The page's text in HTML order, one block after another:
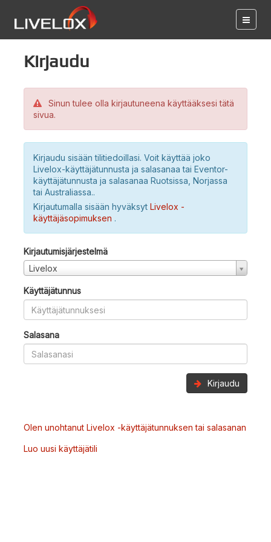
Kirjaudu
Sinun tulee olla kirjautuneena käyttääksesi tätä
sivua.
Kirjaudu sisään tilitiedoillasi. Voit käyttää joko
Livelox-käyttäjätunnusta ja salasanaa tai Eventor-
käyttäjätunnusta ja salasanaa Ruotsissa, Norjassa
tai Australiassa..
Kirjautumalla sisään hyväksyt Livelox -
käyttäjäsopimuksen .
Kirjautumisjärjestelmä
Livelox
Käyttäjätunnus
Salasana
Kirjaudu
Olen unohtanut Livelox -käyttäjätunnuksen tai salasanan
Luo uusi käyttäjätili